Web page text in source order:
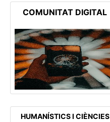
COMUNITAT DIGITAL
HUMANÍSTICS I CIÈNCIES